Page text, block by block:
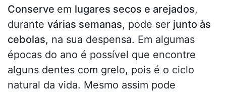
Conserve em lugares secos e arejados,
durante várias semanas, pode ser junto às
cebolas, na sua despensa. Em algumas
épocas do ano é possível que encontre
alguns dentes com grelo, pois é o ciclo
natural da vida. Mesmo assim pode